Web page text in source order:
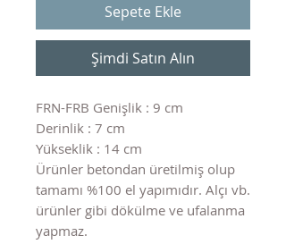
Sepete Ekle
Şimdi Satın Alın
FRN-FRB Genişlik : 9 cm
Derinlik : 7 cm
Yükseklik : 14 cm
Ürünler betondan üretilmiş olup
tamamı %100 el yapımıdır. Alçı vb.
ürünler gibi dökülme ve ufalanma
yapmaz.